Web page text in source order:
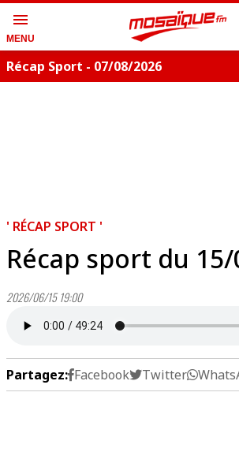
menu
MENU
Récap Sport - 07/08/2026
' RÉCAP SPORT '
Récap sport du
2026/06/15 19:00
Partagez: Facebook Twitter